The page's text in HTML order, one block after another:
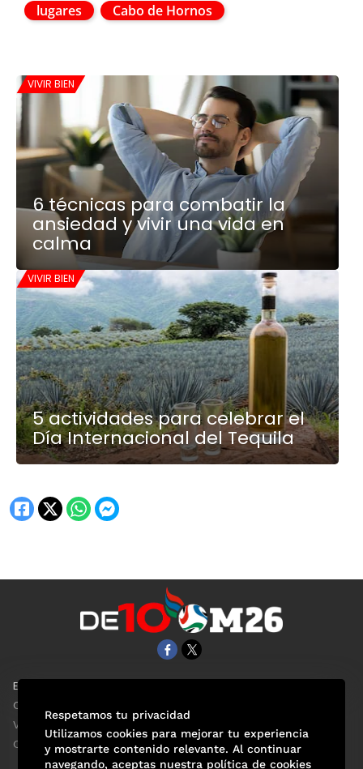
lugares
Cabo de Hornos
VIVIR BIEN
6 técnicas para combatir la
ansiedad y vivir una vida en
calma
VIVIR BIEN
5 actividades para celebrar el
Día Internacional del Tequila
EL UNIVERSAL
Clase
ViveUSA
Confabulario
Respetamos tu privacidad
Utilizamos cookies para mejorar tu experiencia
y mostrarte contenido relevante. Al continuar
navegando, aceptas nuestra política de cookies